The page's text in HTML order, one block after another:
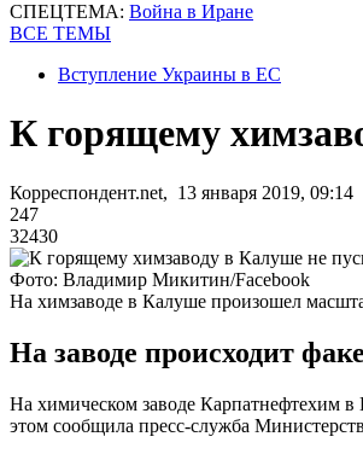
СПЕЦТЕМА: Война в Иране
ВСЕ ТЕМЫ
Вступление Украины в ЕС
К горящему
Корреспондент.net, 13 января 2019, 09:14
247
32430
Фото: Владимир Микитин/Facebook
На химзаводе в Калуше произошел
На заводе происходит
На химическом заводе Карпатнефтехим
этом сообщила пресс-служба